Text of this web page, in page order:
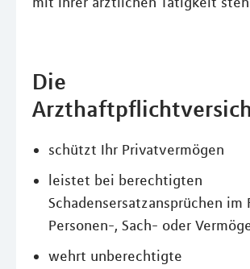
Die
schützt Ihr Privatvermögen
leistet bei berechtigten
Schadensersatzansprüchen im
Personen-, Sach- oder
wehrt unberechtigte